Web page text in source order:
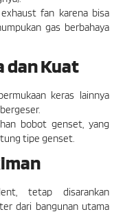
fan karena bisa
gas berbahaya
dan Kuat
keras lainnya
bobot genset, yang
tipe genset.
tetap disarankan
dari bangunan utama